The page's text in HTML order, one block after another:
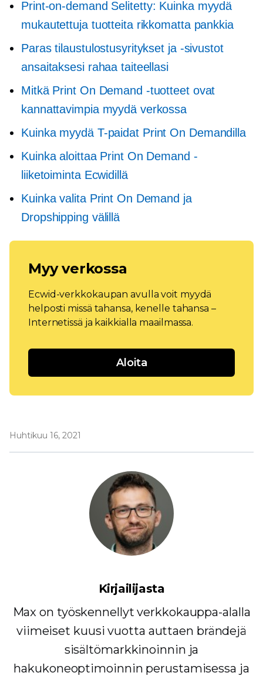
Print-on-demand Selitetty: Kuinka myydä
mukautettuja tuotteita rikkomatta pankkia
Paras tilaustulostusyritykset ja -sivustot
ansaitaksesi rahaa taiteellasi
Mitkä Print On Demand -tuotteet ovat
kannattavimpia myydä verkossa
Kuinka myydä T-paidatPrint On Demandilla
Kuinka aloittaa Print On Demand -
liiketoiminta Ecwidillä
Kuinka valita Print On Demand ja
Dropshipping välillä
Myy verkossa
Ecwid-verkkokaupan avulla voit myydä
helposti missä tahansa, kenelle tahansa –
Internetissä ja kaikkialla maailmassa.
Aloita
Huhtikuu 16, 2021
Kirjailijasta
Max on työskennellyt verkkokauppa-alalla
viimeiset kuusi vuotta auttaen brändejä
sisältömarkkinoinnin ja
hakukoneoptimoinnin perustamisessa ja